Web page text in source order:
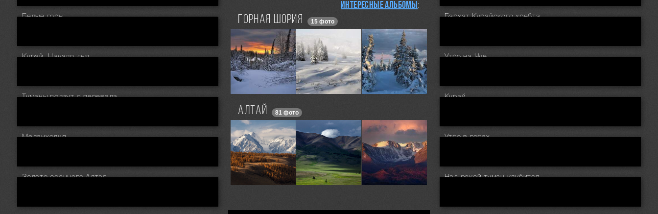
Белые горы
Интересные альбомы:
Горная Шория 15 фото
Алтай 81 фото
Бархат Курайского хребта
Курай. Начало дня Утро на Чуе
Туманы ползут с перевала Курай
Меланхолия Утро в горах
Золото осеннего Алтая Над рекой туман клубится